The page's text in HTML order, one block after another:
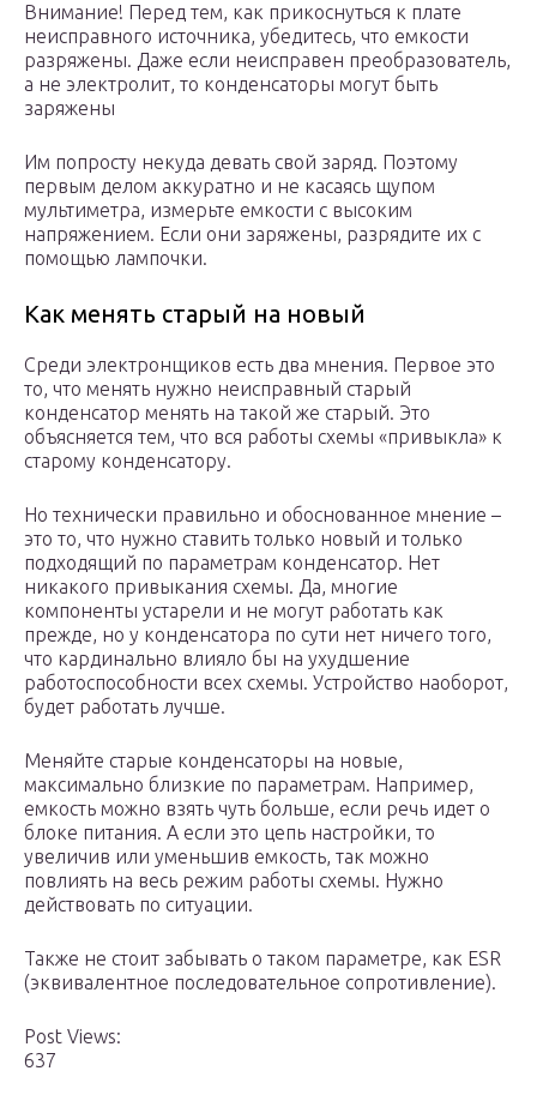
Внимание! Перед тем, как прикоснуться к плате
неисправного источника, убедитесь, что емкости
разряжены. Даже если неисправен преобразователь,
а не электролит, то конденсаторы могут быть
заряжены
Им попросту некуда девать свой заряд. Поэтому
первым делом аккуратно и не касаясь щупом
мультиметра, измерьте емкости с высоким
напряжением. Если они заряжены, разрядите их с
помощью лампочки.
Как менять старый на новый
Среди электронщиков есть два мнения. Первое это
то, что менять нужно неисправный старый
конденсатор менять на такой же старый. Это
объясняется тем, что вся работы схемы «привыкла» к
старому конденсатору.
Но технически правильно и обоснованное мнение –
это то, что нужно ставить только новый и только
подходящий по параметрам конденсатор. Нет
никакого привыкания схемы. Да, многие
компоненты устарели и не могут работать как
прежде, но у конденсатора по сути нет ничего того,
что кардинально влияло бы на ухудшение
работоспособности всех схемы. Устройство наоборот,
будет работать лучше.
Меняйте старые конденсаторы на новые,
максимально близкие по параметрам. Например,
емкость можно взять чуть больше, если речь идет о
блоке питания. А если это цепь настройки, то
увеличив или уменьшив емкость, так можно
повлиять на весь режим работы схемы. Нужно
действовать по ситуации.
Также не стоит забывать о таком параметре, как ESR
(эквивалентное последовательное сопротивление).
Post Views:
637